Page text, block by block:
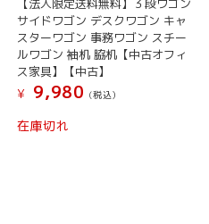
【法人限定送料無料】３段ワゴン
サイドワゴン デスクワゴン キャ
スターワゴン 事務ワゴン スチー
ルワゴン 袖机 脇机【中古オフィ
ス家具】【中古】
¥
9,980 (税込）
在庫切れ